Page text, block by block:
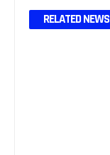
RELATED NEWS